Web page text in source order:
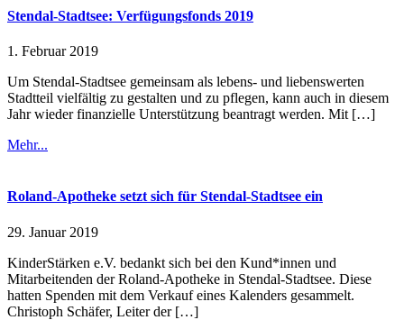
Stendal-Stadtsee: Verfügungsfonds 2019
1. Februar 2019
Um Stendal-Stadtsee gemeinsam als lebens- und liebenswerten
Stadtteil vielfältig zu gestalten und zu pflegen, kann auch in diesem
Jahr wieder finanzielle Unterstützung beantragt werden. Mit […]
Mehr...
Roland-Apotheke setzt sich für Stendal-Stadtsee ein
29. Januar 2019
KinderStärken e.V. bedankt sich bei den Kund*innen und
Mitarbeitenden der Roland-Apotheke in Stendal-Stadtsee. Diese
hatten Spenden mit dem Verkauf eines Kalenders gesammelt.
Christoph Schäfer, Leiter der […]